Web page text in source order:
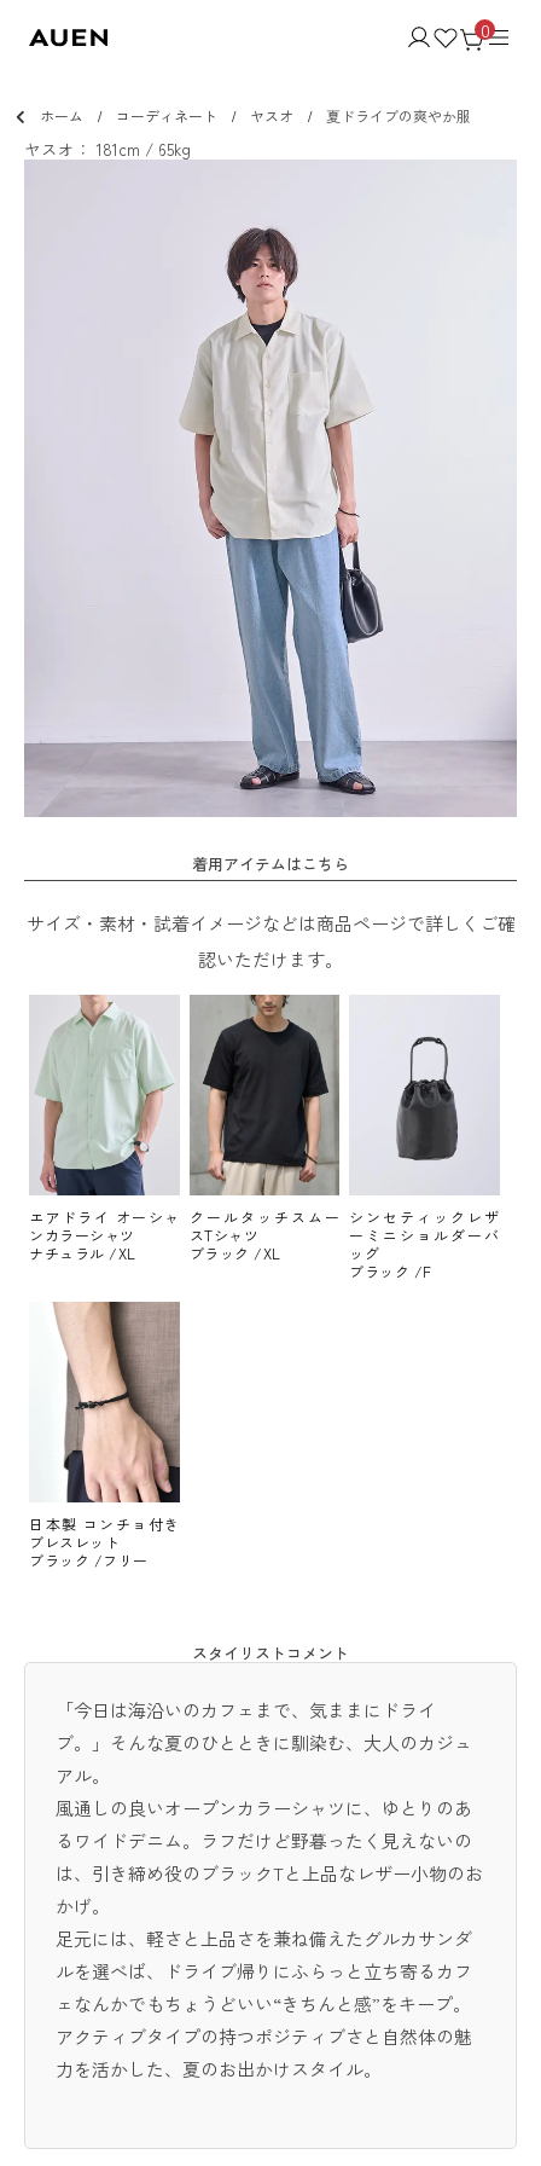
0
ホーム コーディネート ヤスオ 夏ドライブの爽やか服
ヤスオ： 181cm / 65kg
着用アイテムはこちら
サイズ・素材・試着イメージなどは商品ページで詳しくご確
認いただけます。
エアドライ オーシャ
ンカラーシャツ
ナチュラル /XL
クールタッチスムー
スTシャツ
ブラック /XL
シンセティックレザ
ーミニショルダーバ
ッグ
ブラック /F
日本製 コンチョ付き
ブレスレット
ブラック /フリー
スタイリストコメント
「今日は海沿いのカフェまで、気ままにドライ
ブ。」そんな夏のひとときに馴染む、大人のカジュ
アル。
風通しの良いオープンカラーシャツに、ゆとりのあ
るワイドデニム。ラフだけど野暮ったく見えないの
は、引き締め役のブラックTと上品なレザー小物のお
かげ。
足元には、軽さと上品さを兼ね備えたグルカサンダ
ルを選べば、ドライブ帰りにふらっと立ち寄るカフ
ェなんかでもちょうどいい“きちんと感”をキープ。
アクティブタイプの持つポジティブさと自然体の魅
力を活かした、夏のお出かけスタイル。